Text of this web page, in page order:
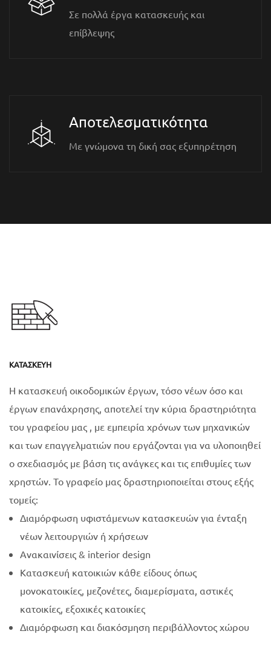
Σε πολλά έργα κατασκευής και
επίβλεψης
Αποτελεσματικότητα
Με γνώμονα τη δική σας εξυπηρέτηση
ΚΑΤΑΣΚΕΥΉ
Η κατασκευή οικοδομικών έργων, τόσο νέων όσο και
έργων επανάχρησης, αποτελεί την κύρια δραστηριότητα
του γραφείου μας , με εμπειρία χρόνων των μηχανικών
και των επαγγελματιών που εργάζονται για να υλοποιηθεί
ο σχεδιασμός με βάση τις ανάγκες και τις επιθυμίες των
χρηστών. Το γραφείο μας δραστηριοποιείται στους εξής
τομείς:
Διαμόρφωση υφιστάμενων κατασκευών για ένταξη
νέων λειτουργιών ή χρήσεων
Ανακαινίσεις & interior design
Κατασκευή κατοικιών κάθε είδους όπως
μονοκατοικίες, μεζονέτες, διαμερίσματα, αστικές
κατοικίες, εξοχικές κατοικίες
Διαμόρφωση και διακόσμηση περιβάλλοντος χώρου